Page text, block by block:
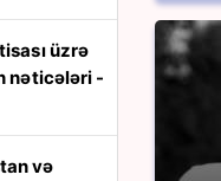
nəticələri -